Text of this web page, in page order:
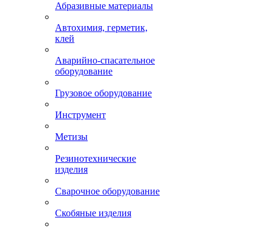
Абразивные материалы
Автохимия, герметик,
клей
Аварийно-спасательное
оборудование
Грузовое оборудование
Инструмент
Метизы
Резинотехнические
изделия
Сварочное оборудование
Скобяные изделия